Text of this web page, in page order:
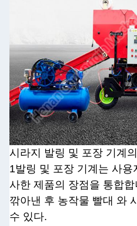
시라지 발링 및 포장 기계
1발링 및 포장 기계는 사
사한 제품의 장점을 통합
깎아낸 후 농작물 빨대 와
수 있다.